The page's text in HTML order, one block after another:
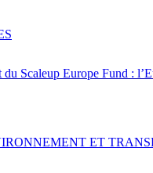
du Scaleup Europe Fund :
ET